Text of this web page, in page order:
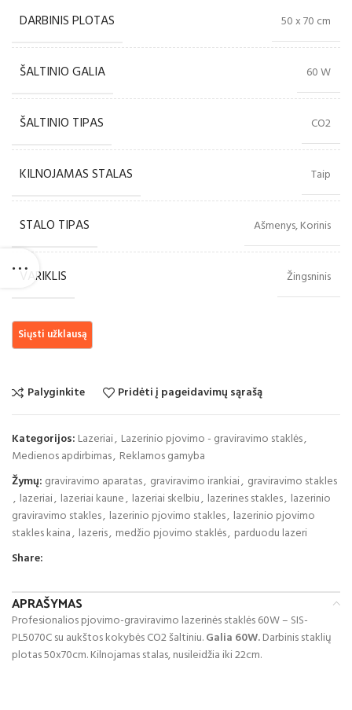
DARBINIS PLOTAS 50 x 70 cm
ŠALTINIO GALIA 60 W
ŠALTINIO TIPAS CO2
KILNOJAMAS STALAS Taip
STALO TIPAS Ašmenys, Korinis
VARIKLIS Žingsninis
Palyginkite Pridėti į pageidavimų sąrašą
Kategorijos: Lazeriai, Lazerinio pjovimo - graviravimo staklės,
Medienos apdirbimas, Reklamos gamyba
Žymų: graviravimo aparatas, graviravimo irankiai, graviravimo stakles
, lazeriai, lazeriai kaune, lazeriai skelbiu, lazerines stakles, lazerinio
graviravimo stakles, lazerinio pjovimo stakles, lazerinio pjovimo
stakles kaina, lazeris, medžio pjovimo staklės, parduodu lazeri
Share:
APRAŠYMAS
Profesionalios pjovimo-graviravimo lazerinės staklės 60W – SIS-
PL5070C su aukštos kokybės CO2 šaltiniu.Galia 60W.Darbinis staklių
plotas 50x70cm. Kilnojamas stalas, nusileidžia iki 22cm.